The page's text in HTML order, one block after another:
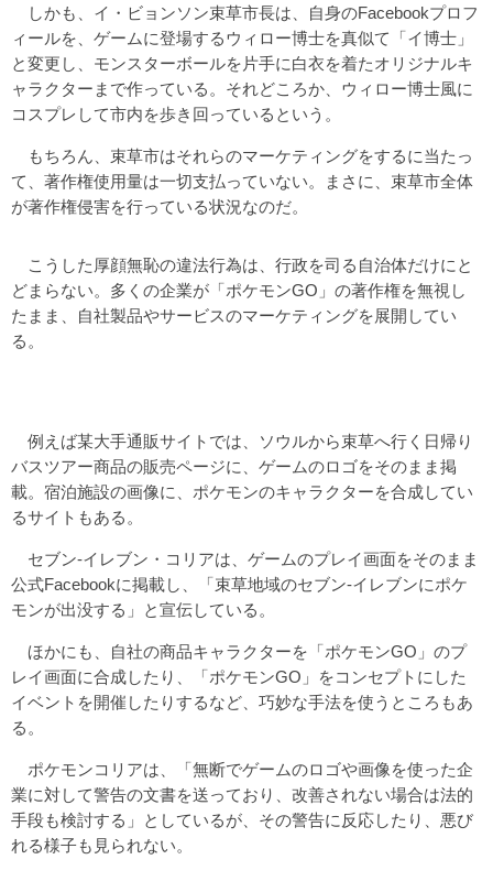
しかも、イ・ビョンソン束草市長は、自身のFacebookプロフ
ィールを、ゲームに登場するウィロー博士を真似て「イ博士」
と変更し、モンスターボールを片手に白衣を着たオリジナルキ
ャラクターまで作っている。それどころか、ウィロー博士風に
コスプレして市内を歩き回っているという。
もちろん、束草市はそれらのマーケティングをするに当たっ
て、著作権使用量は一切支払っていない。まさに、束草市全体
が著作権侵害を行っている状況なのだ。
こうした厚顔無恥の違法行為は、行政を司る自治体だけにと
どまらない。多くの企業が「ポケモンGO」の著作権を無視し
たまま、自社製品やサービスのマーケティングを展開してい
る。
例えば某大手通販サイトでは、ソウルから束草へ行く日帰り
バスツアー商品の販売ページに、ゲームのロゴをそのまま掲
載。宿泊施設の画像に、ポケモンのキャラクターを合成してい
るサイトもある。
セブン-イレブン・コリアは、ゲームのプレイ画面をそのまま
公式Facebookに掲載し、「束草地域のセブン-イレブンにポケ
モンが出没する」と宣伝している。
ほかにも、自社の商品キャラクターを「ポケモンGO」のプ
レイ画面に合成したり、「ポケモンGO」をコンセプトにした
イベントを開催したりするなど、巧妙な手法を使うところもあ
る。
ポケモンコリアは、「無断でゲームのロゴや画像を使った企
業に対して警告の文書を送っており、改善されない場合は法的
手段も検討する」としているが、その警告に反応したり、悪び
れる様子も見られない。